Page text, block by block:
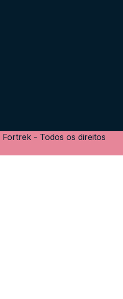
Fortrek - Todos os direitos